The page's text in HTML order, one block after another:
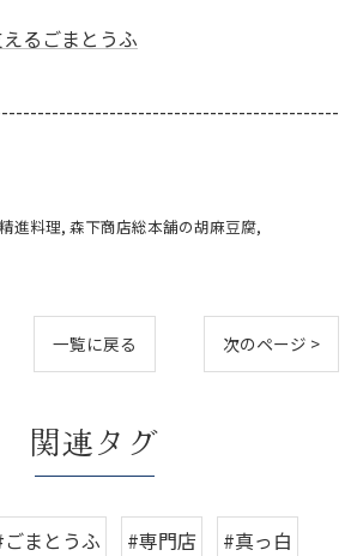
るごまとうふ
精進料理 森下商店総本舗の胡麻豆腐
一覧に戻る 次のページ >
関連タグ
まとうふ #専門店
#真っ白